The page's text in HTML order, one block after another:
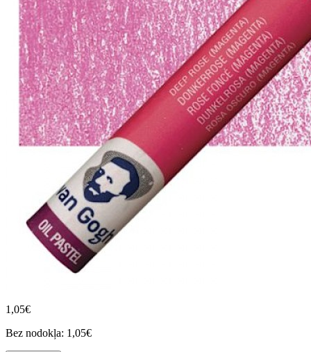
1,05€
Bez nodokļa: 1,05€